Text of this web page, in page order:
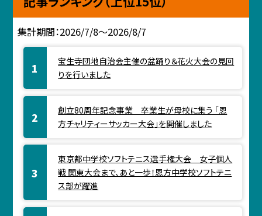
集計期間：2026/7/8～2026/8/7
宝生寺団地自治会主催の盆踊り＆花火大会の見回
りを行いました
創立80周年記念事業 卒業生が母校に集う 「恩
方チャリティーサッカー大会」を開催しました
東京都中学校ソフトテニス選手権大会 女子個人
戦 関東大会まで、あと一歩！恩方中学校ソフトテニ
ス部が躍進